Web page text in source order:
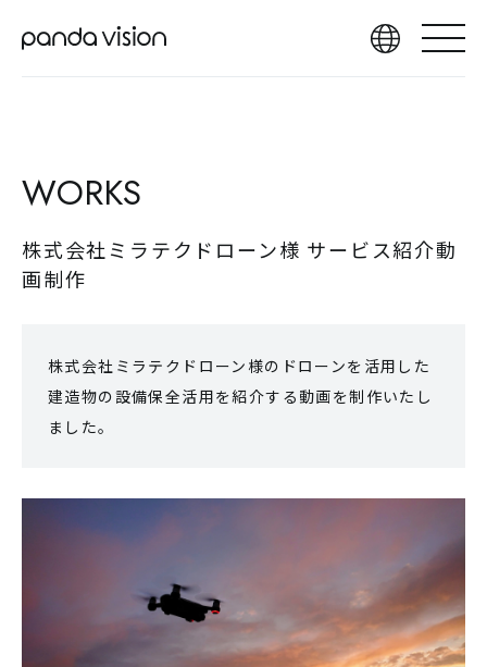
WORKS
株式会社ミラテクドローン様 サービス紹介動
画制作
株式会社ミラテクドローン様のドローンを活用した
建造物の設備保全活用を紹介する動画を制作いたし
ました。